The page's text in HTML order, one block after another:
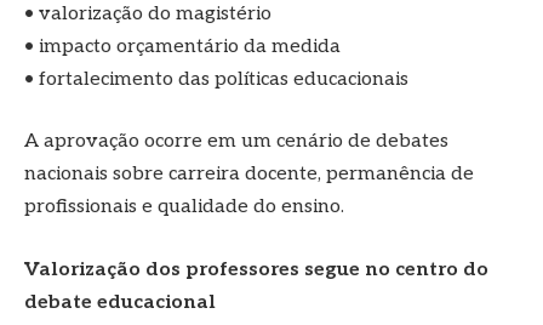
• valorização do magistério
• impacto orçamentário da medida
• fortalecimento das políticas educacionais
A aprovação ocorre em um cenário de debates
nacionais sobre carreira docente, permanência de
profissionais e qualidade do ensino.
Valorização dos professores segue no centro do
debate educacional